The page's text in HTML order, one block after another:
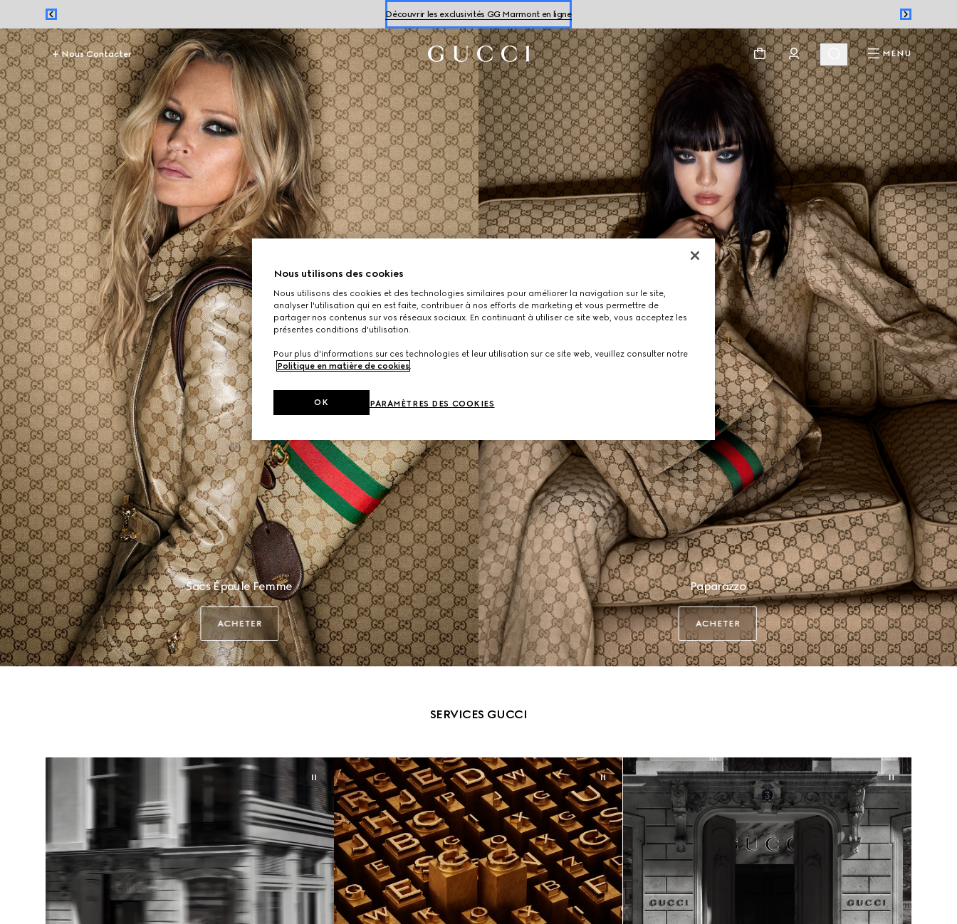
Découvrir les exclusivités GG Marmont en ligne
Découvrir les sneakers pourfemmeethomme
Découvrir les exclusivités GG Marmont en ligne
Nous Contacter MENU
Sacs Épaule Femme
ACHETER
Paparazzo
ACHETER
SERVICES GUCCI
Nous utilisons des cookies
Nous utilisons des cookies et des technologies similaires pour améliorer la navigation sur le site,
analyser l'utilisation qui en est faite, contribuer à nos efforts de marketing et vous permettre de
partager nos contenus sur vos réseaux sociaux. En continuant à utiliser ce site web, vous acceptez les
présentes conditions d'utilisation.
Pour plus d'informations sur ces technologies et leur utilisation sur ce site web, veuillez consulter notre
Politique en matière de cookies.
PARAMÈTRES DES COOKIES
OK